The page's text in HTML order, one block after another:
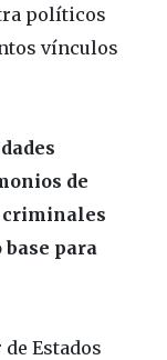
políticos
vínculos
de
criminales
para
Estados